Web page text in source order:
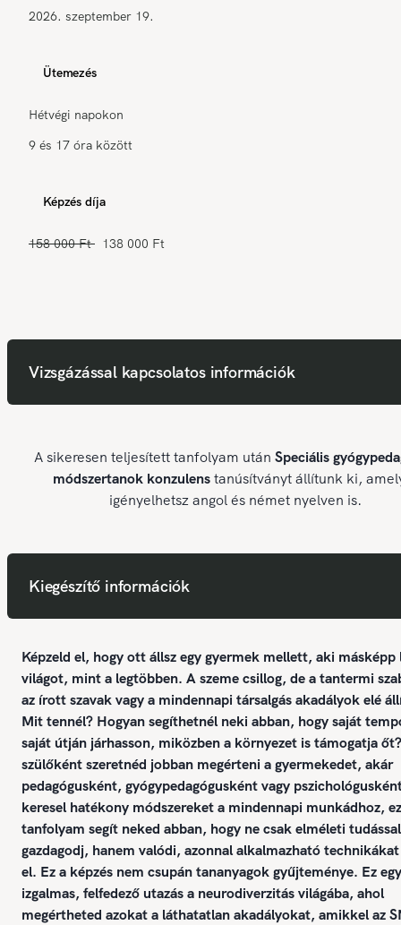
2026. szeptember 19.
Ütemezés
Hétvégi napokon
9 és 17 óra között
Képzés díja
158 000 Ft 138 000 Ft
Vizsgázással kapcsolatos információk
A sikeresen teljesített tanfolyam után Speciális
módszertanok konzulenstanúsítványt állítunk ki,
igényelhetsz angol és német nyelven is.
Kiegészítő információk
Képzeld el, hogy ott állsz egy gyermek mellett, aki másképp
világot, mint a legtöbben. A szeme csillog, de a tantermi
az írott szavak vagy a mindennapi társalgás akadályok elé
Mit tennél? Hogyan segíthetnél neki abban, hogy saját
saját útján járhasson, miközben a környezet is támogatja
szülőként szeretnéd jobban megérteni a gyermekedet, akár
pedagógusként, gyógypedagógusként vagy
keresel hatékony módszereket a mindennapi munkádhoz,
tanfolyam segít neked abban, hogy ne csak elméleti tudással
gazdagodj, hanem valódi, azonnal alkalmazható
el. Ez a képzés nem csupán tananyagok gyűjteménye. Ez egy
izgalmas, felfedező utazás a neurodiverzitás világába, ahol
megértheted azokat a láthatatlan akadályokat, amikkel az